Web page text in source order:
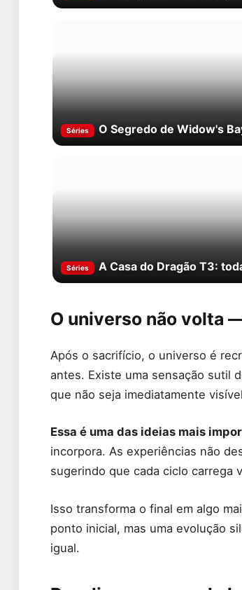
Séries O Segredo de Widow's
Séries A Casa do Dragão T3:
O universo não volta
Após o sacrifício, o universo é
antes. Existe uma sensação sutil
que não seja imediatamente
Essa é uma das ideias mais
incorpora. As experiências não
sugerindo que cada ciclo carrega
Isso transforma o final em algo
ponto inicial, mas uma evolução
igual.